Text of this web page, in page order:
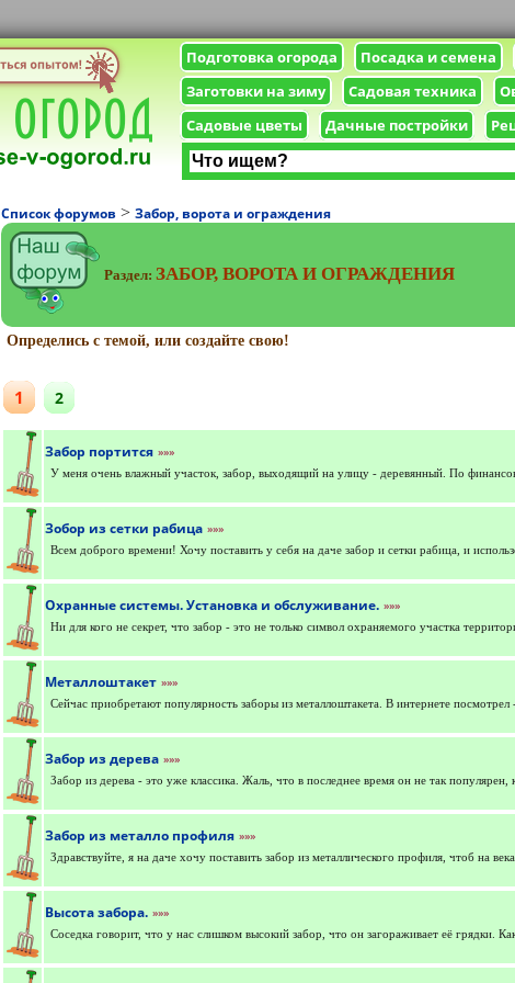
Подготовка огорода Посадка и семена
Заготовки на зиму
Садовая техника
Садовые цветы
Дачные постройки
Список форумов > Забор, ворота и ограждения
Раздел: ЗАБОР, ВОРОТА И ОГРАЖДЕНИЯ
Определись с темой, или создайте свою!
1 2
Забор портится »»»
У меня очень влажный участок, забор, выходящий на улицу - деревянный. По
Зобор из сетки рабица »»»
Всем доброго времени! Хочу поставить у себя на даче забор и сетки рабица, и
Охранные системы. Установка и обслуживание. »»»
Ни для кого не секрет, что забор - это не только символ охраняемого участка
Металлоштакет »»»
Сейчас приобретают популярность заборы из металлоштакета. В интернете посмотрел
Забор из дерева »»»
Забор из дерева - это уже классика. Жаль, что в последнее время он не так
Забор из металло профиля »»»
Здравствуйте, я на даче хочу поставить забор из металлического профиля, чтоб на
Высота забора. »»»
Соседка говорит, что у нас слишком высокий забор, что он загораживает её грядки.